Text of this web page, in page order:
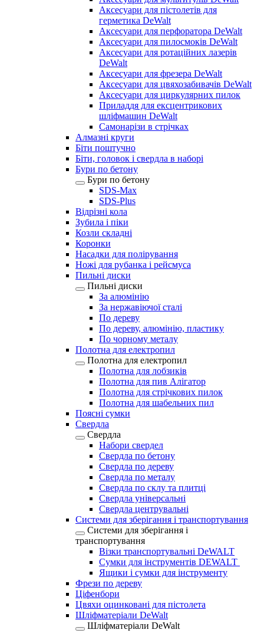
Аксесуари для пістолетів для
герметика DeWalt
Аксесуари для перфоратора DeWalt
Аксесуари для пилосмоків DeWalt
Аксесуари для ротаційних лазерів
DeWalt
Аксесуари для фрезера DeWalt
Аксесуари для цвяхозабивачів DeWalt
Аксесуари для циркулярних пилок
Приладдя для ексцентрикових
шліфмашин DeWalt
Самонарізи в стрічках
Алмазні круги
Біти поштучно
Біти, головок і свердла в наборі
Бури по бетону
Бури по бетону
SDS-Max
SDS-Plus
Відрізні кола
Зубила і піки
Козли складні
Коронки
Насадки для полірування
Ножі для рубанка і рейсмуса
Пильні диски
Пильні диски
За алюмінію
За нержавіючої сталі
По дереву
По дереву, алюмінію, пластику
По чорному металу
Полотна для електропил
Полотна для електропил
Полотна для лобзиків
Полотна для пив Алігатор
Полотна для стрічкових пилок
Полотна для шабельних пил
Поясні сумки
Свердла
Свердла
Набори свердел
Свердла по бетону
Свердла по дереву
Свердла по металу
Свердла по склу та плитці
Свердла універсальні
Свердла центрувальні
Системи для зберігання і транспортування
Системи для зберігання і
транспортування
Візки транспортувальні DeWALT
Сумки для інструментів DEWALT
Ящики і сумки для інструменту
Фрези по дереву
Ціфенбори
Цвяхи оцинковані для пістолета
Шліфматеріали DeWalt
Шліфматеріали DeWalt